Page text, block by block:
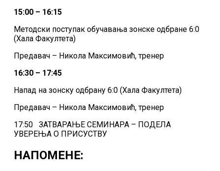
15:00 – 16:15
Методски поступак обучавања зонске одбране 6:0
(Хала Факултета)
Предавач – Никола Максимовић, тренер
16:30 – 17:45
Напад на зонску одбрану 6:0 (Хала Факултета)
Предавач – Никола Максимовић, тренер
17:50 ЗАТВАРАЊЕ СЕМИНАРА – ПОДЕЛА
УВЕРЕЊА О ПРИСУСТВУ
НАПОМЕНЕ: